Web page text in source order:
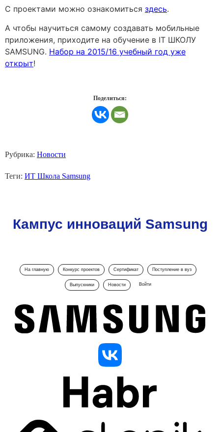
С проектами можно ознакомиться здесь.
А чтобы научиться самому создавать мобильные
приложения, приходите на обучение в IT ШКОЛУ
SAMSUNG. Набор на 2015/16 учебный год уже
открыт!
Поделиться:
Рубрика: Новости
Теги: ИТ Школа Samsung
Кампус инноваций Samsung
На главную Конкурс проектов Сертификат Поступление в вуз
Выпускники Новости Войти